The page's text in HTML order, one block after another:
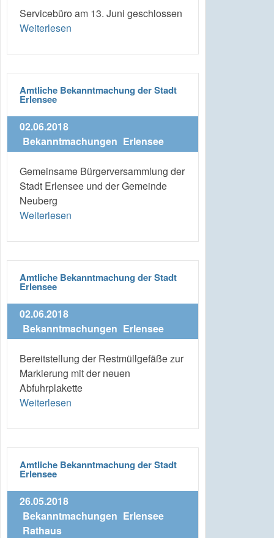
Servicebüro am 13. Juni geschlossen
Weiterlesen
Amtliche Bekanntmachung der Stadt
Erlensee
02.06.2018
Bekanntmachungen Erlensee
Gemeinsame Bürgerversammlung der
Stadt Erlensee und der Gemeinde
Neuberg
Weiterlesen
Amtliche Bekanntmachung der Stadt
Erlensee
02.06.2018
Bekanntmachungen Erlensee
Bereitstellung der Restmüllgefäße zur
Markierung mit der neuen
Abfuhrplakette
Weiterlesen
Amtliche Bekanntmachung der Stadt
Erlensee
26.05.2018
Bekanntmachungen Erlensee
Rathaus